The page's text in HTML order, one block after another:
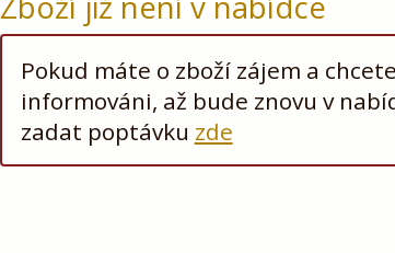
Pokud máte o zboží zájem a
informováni, až bude znovu v
zadat poptávku zde